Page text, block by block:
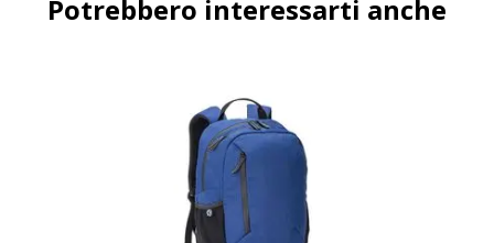
Potrebbero interessarti anche